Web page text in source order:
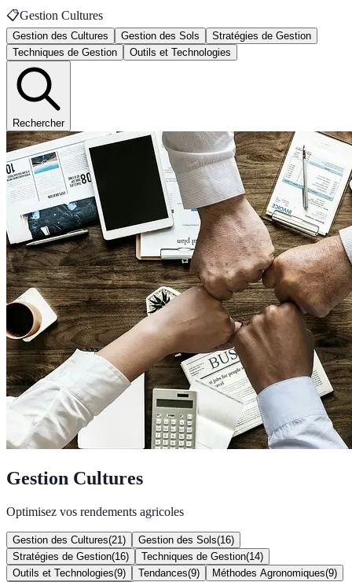
📋Gestion Cultures
Gestion des Cultures Gestion des Sols
Stratégies de Gestion
Techniques de Gestion
Outils et Technologies
Rechercher
Gestion Cultures
Optimisez vos rendements agricoles
Gestion des Cultures(21 ) Gestion des Sols(16)
Stratégies de Gestion(16) Techniques de Gestion(14)
Outils et Technologies(9) Tendances(9) Méthodes Agronomiques(9)